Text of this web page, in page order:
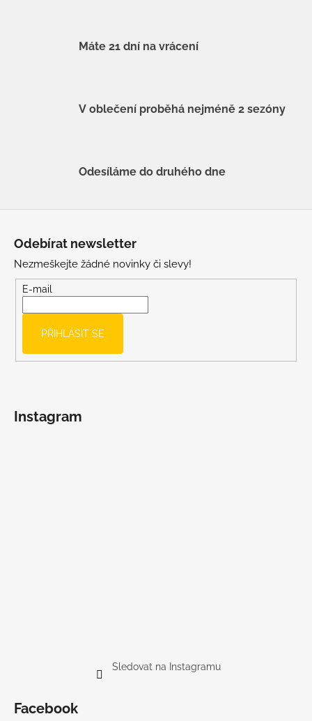
Máte 21 dní na vrácení
V oblečení proběhá nejméně 2 sezóny
Odesíláme do druhého dne
Odebírat newsletter
Nezmeškejte žádné novinky či slevy!
E-mail
PŘIHLÁSIT SE
Instagram
Sledovat na Instagramu
Facebook